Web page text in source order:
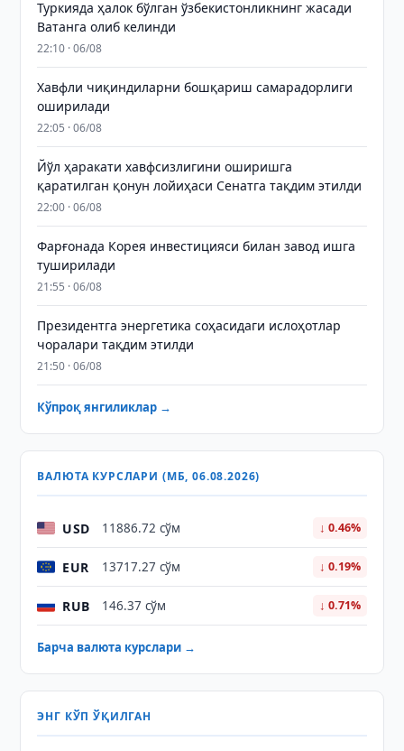
Туркияда ҳалок бўлган ўзбекистонликнинг жасади
Ватанга олиб келинди
22:10 · 06/08
Хавфли чиқиндиларни бошқариш самарадорлиги
оширилади
22:05 · 06/08
Йўл ҳаракати хавфсизлигини оширишга
қаратилган қонун лойиҳаси Сенатга тақдим этилди
22:00 · 06/08
Фарғонада Корея инвестицияси билан завод ишга
туширилади
21:55 · 06/08
Президентга энергетика соҳасидаги ислоҳотлар
чоралари тақдим этилди
21:50 · 06/08
Кўпроқ янгиликлар →
ВАЛЮТА КУРСЛАРИ (МБ, 06.08.2026)
USD 11886.72 сўм ↓ 0.46%
EUR 13717.27 сўм ↓ 0.19%
RUB 146.37 сўм ↓ 0.71%
Барча валюта курслари →
ЭНГ КЎП ЎҚИЛГАН